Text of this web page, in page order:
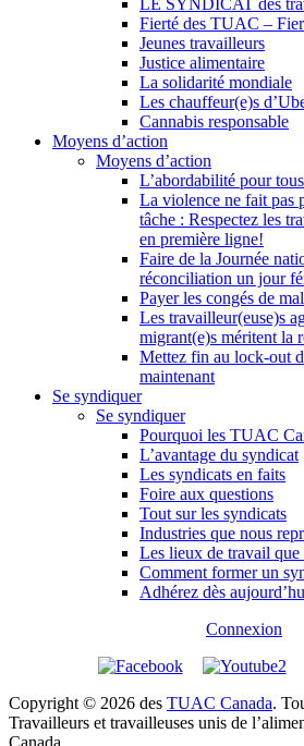
LE SYNDICAT des
Fierté des TUAC –
Jeunes travailleurs
Justice alimentaire
La solidarité mondiale
Les chauffeur(e)s
Cannabis responsable
Moyens d’action
Moyens d’action
L’abordabilité pour tous
La violence ne fait pas
tâche : Respectez les
en première ligne!
Faire de la Journée
réconciliation un jour
Payer les congés de
Les travailleur(euse)s
migrant(e)s méritent la
Mettez fin au lock-out
maintenant
Se syndiquer
Se syndiquer
Pourquoi les TUAC
L’avantage du syndicat
Les syndicats en faits
Foire aux questions
Tout sur les syndicats
Industries que nous
Les lieux de travail que
Comment former un
Adhérez dès
Connexion
Copyright © 2026 des TUAC Canada.
Travailleurs et travailleuses unis de